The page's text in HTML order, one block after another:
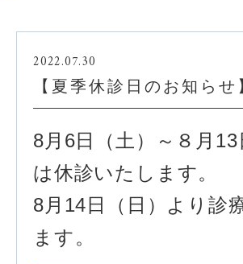
2022.07.30
【夏季休診日のお知らせ
8月6日（土）～８月13
は休診いたします。
8月14日（日）より診
ます。